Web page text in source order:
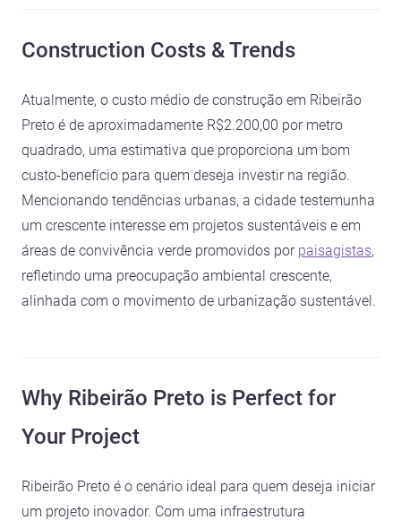
Construction Costs & Trends
Atualmente, o custo médio de construção em Ribeirão
Preto é de aproximadamente R$2.200,00 por metro
quadrado, uma estimativa que proporciona um bom
custo-benefício para quem deseja investir na região.
Mencionando tendências urbanas, a cidade testemunha
um crescente interesse em projetos sustentáveis e em
áreas de convivência verde promovidos por paisagistas,
refletindo uma preocupação ambiental crescente,
alinhada com o movimento de urbanização sustentável.
Why Ribeirão Preto is Perfect for
Your Project
Ribeirão Preto é o cenário ideal para quem deseja iniciar
um projeto inovador. Com uma infraestrutura